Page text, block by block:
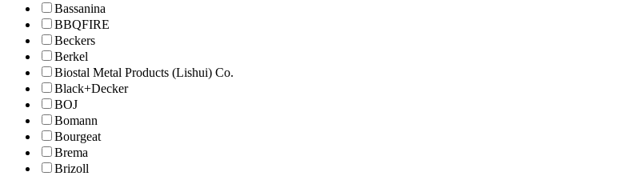
Bassanina
BBQFIRE
Beckers
Berkel
Biostal Metal Products (Lishui) Co.
Black+Decker
BOJ
Bomann
Bourgeat
Brema
Brizoll